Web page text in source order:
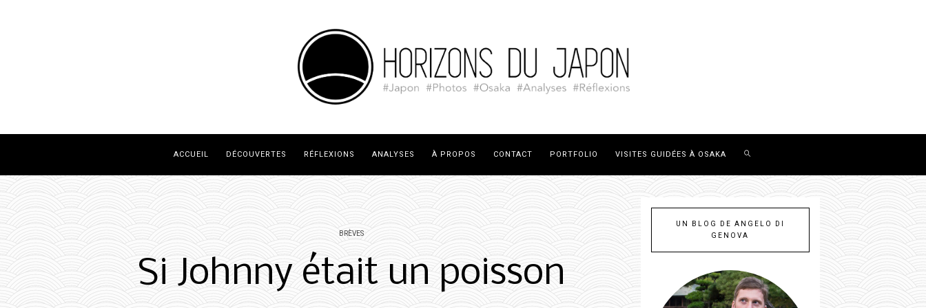
ACCUEIL DÉCOUVERTES RÉFLEXIONS ANALYSES À PROPOS CONTACT PORTFOLIO VISITES GUIDÉES À OSAKA
BRÈVES
Si Johnny était un poisson
UN BLOG DE ANGELO DI
GENOVA